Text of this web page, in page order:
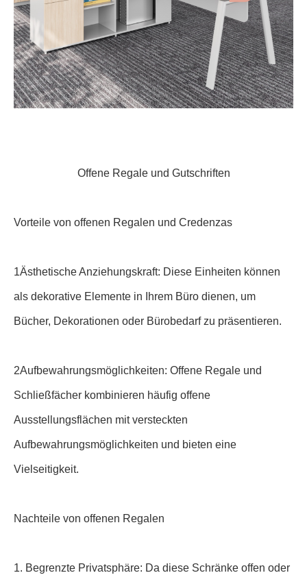
Offene Regale und Gutschriften
Vorteile von offenen Regalen und Credenzas
1Ästhetische Anziehungskraft: Diese Einheiten können
als dekorative Elemente in Ihrem Büro dienen, um
Bücher, Dekorationen oder Bürobedarf zu präsentieren.
2Aufbewahrungsmöglichkeiten: Offene Regale und
Schließfächer kombinieren häufig offene
Ausstellungsflächen mit versteckten
Aufbewahrungsmöglichkeiten und bieten eine
Vielseitigkeit.
Nachteile von offenen Regalen
1. Begrenzte Privatsphäre: Da diese Schränke offen oder